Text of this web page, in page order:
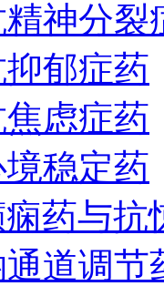
神分裂
郁症药
虑症药
稳定药
药与抗
道调节